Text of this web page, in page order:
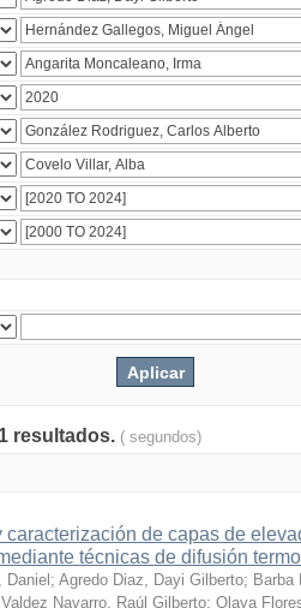
resultados. ( segundos)
caracterización de capas de
técnicas de difusión
Daniel ; Agredo Diaz, Dayi Gilberto; Barba
Valdez Navarro, Raúl Gilberto; Olaya